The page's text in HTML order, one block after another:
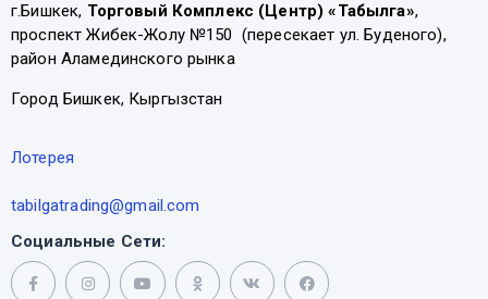
г.Бишкек, Торговый Комплекс (Центр) «Табылга»,
проспект Жибек-Жолу №150 (пересекает ул. Буденого),
район Аламединского рынка
Город Бишкек, Кыргызстан
Лотерея
tabilgatrading@gmail.com
Социальные Сети: